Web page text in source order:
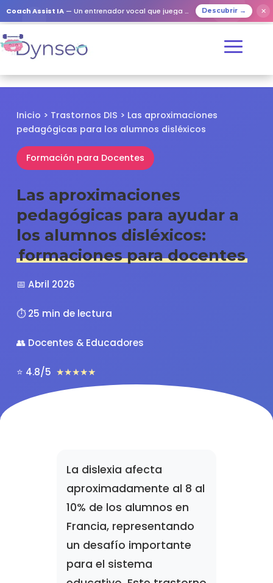
Coach Assist IA — Un entrenador vocal que juega con tus seres queridos Descubrir → ✕
Inicio > Trastornos DIS > Las aproximaciones
pedagógicas para los alumnos disléxicos
Formación para Docentes
Las aproximaciones
pedagógicas para ayudar a
los alumnos disléxicos:
formaciones para docentes
📅 Abril 2026
⏱️ 25 min de lectura
👥 Docentes & Educadores
⭐ 4.8/5 ★★★★★
La dislexia afecta
aproximadamente al 8 al
10% de los alumnos en
Francia, representando
un desafío importante
para el sistema